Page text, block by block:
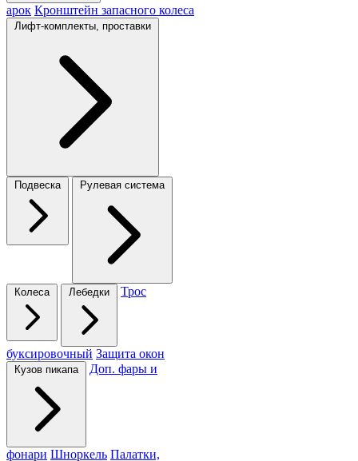
арок Кронштейн запасного колеса
Лифт-комплекты, проставки
Подвеска Рулевая система
Колеса Лебедки Трос
буксировочный Защита окон
Кузов пикапа Доп. фары и
фонари Шноркель Палатки,